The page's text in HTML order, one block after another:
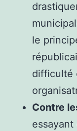
le
difficulté
Contre
essayant